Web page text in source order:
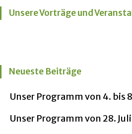
Unsere Vorträge und
Neueste Beiträge
Unser Programm von 4. bis
Unser Programm von 28.